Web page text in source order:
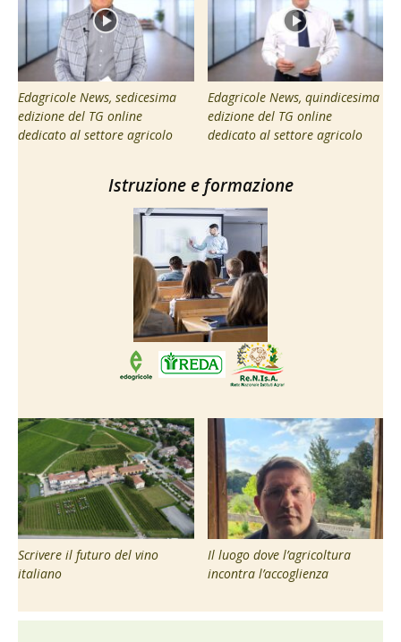
Edagricole News, sedicesima
edizione del TG online
dedicato al settore agricolo
Edagricole News, quindicesima
edizione del TG online
dedicato al settore agricolo
Istruzione e formazione
Scrivere il futuro del vino
italiano
Il luogo dove l’agricoltura
incontra l’accoglienza